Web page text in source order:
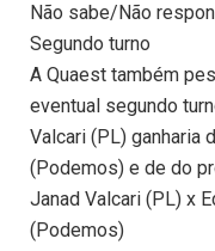
Não sabe/Não
Segundo turno
A Quaest também
eventual segundo
Valcari (PL) ganharia
(Podemos) e de do
Janad Valcari (PL) x
(Podemos)